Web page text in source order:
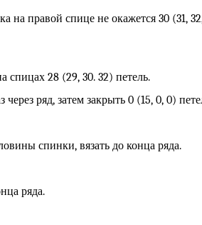
правой спице не окажется 30 (31,
спицах 28 (29, 30. 32) петель.
через ряд, затем закрыть 0 (15, 0, 0)
спинки, вязать до конца ряда.
ряда.